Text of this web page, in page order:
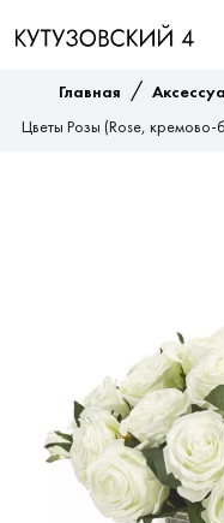
Главная /
Цветы Розы (Rose,